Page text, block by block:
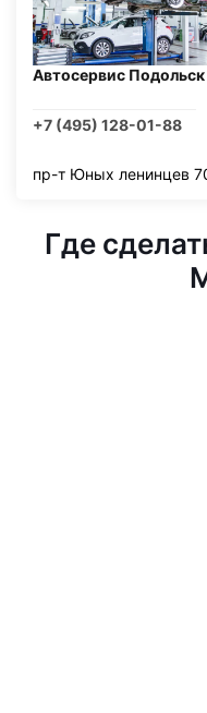
Автосервис Подольск
+7 (495) 128-01-88
пр-т Юных ленинцев
Где